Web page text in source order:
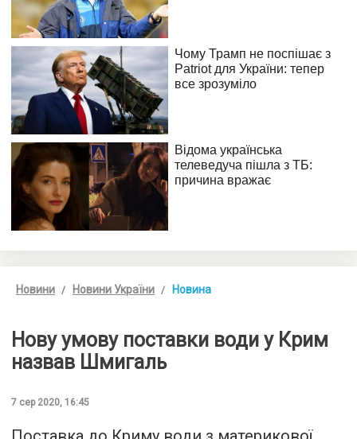
Новини Новини України Новина
Нову умову поставки води у Крим
назвав Шмигаль
7 сер 2020, 16:45